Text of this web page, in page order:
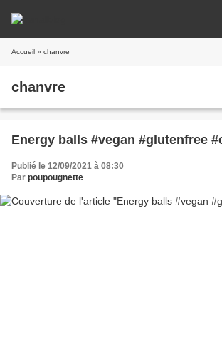
Accueil » chanvre
chanvre
Energy balls #vegan #glutenfree
Publié le 12/09/2021 à 08:30
Par poupougnette